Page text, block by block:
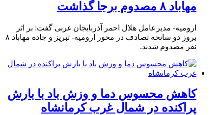
مهاباد ۸ مصدوم برجا گذاشت
ارومیه- مدیرعامل هلال احمر آذربایجان غربی گفت: بر اثر
بروز دو سانحه تصادف در محور ارومیه- تبریز و جاده مهاباد ۸
نفر مصدوم شدند.
کاهش محسوس دما و وزش باد با بارش
پراکنده در شمال غرب کرمانشاه